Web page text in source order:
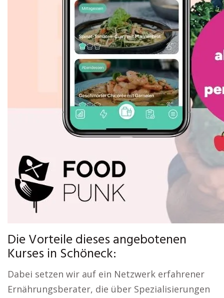
Die Vorteile dieses angebotenen
Kurses in Schöneck:
Dabei setzen wir auf ein Netzwerk erfahrener
Ernährungsberater, die über Spezialisierungen